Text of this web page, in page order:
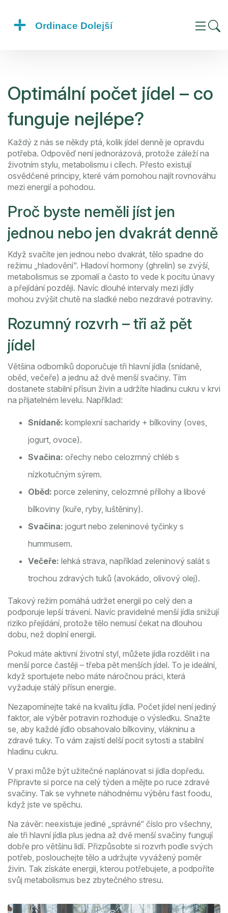
Optimální počet jídel – co
funguje nejlépe?
Každý z nás se někdy ptá, kolik jídel denně je opravdu
potřeba. Odpověď není jednorázová, protože záleží na
životním stylu, metabolismu i cílech. Přesto existují
osvědčené principy, které vám pomohou najít rovnováhu
mezi energií a pohodou.
Proč byste neměli jíst jen
jednou nebo jen dvakrát denně
Když svačíte jen jednou nebo dvakrát, tělo spadne do
režimu „hladovění“. Hladoví hormony (ghrelin) se zvýší,
metabolismus se zpomalí a často to vede k pocitu únavy
a přejídání později. Navíc dlouhé intervaly mezi jídly
mohou zvýšit chutě na sladké nebo nezdravé potraviny.
Rozumný rozvrh – tři až pět
jídel
Většina odborníků doporučuje tři hlavní jídla (snídaně,
oběd, večeře) a jednu až dvě menší svačiny. Tím
dostanete stabilní přísun živin a udržíte hladinu cukru v krvi
na přijatelném levelu. Například:
Snídaně: komplexní sacharidy + bílkoviny (oves,
jogurt, ovoce).
Svačina: ořechy nebo celozrnný chléb s
nízkotučným sýrem.
Oběd: porce zeleniny, celozrnné přílohy a libové
bílkoviny (kuře, ryby, luštěniny).
Svačina: jogurt nebo zeleninové tyčinky s
hummusem.
Večeře: lehká strava, například zeleninový salát s
trochou zdravých tuků (avokádo, olivový olej).
Takový režim pomáhá udržet energii po celý den a
podporuje lepší trávení. Navíc pravidelné menší jídla snižují
riziko přejídání, protože tělo nemusí čekat na dlouhou
dobu, než doplní energii.
Pokud máte aktivní životní styl, můžete jídla rozdělit i na
menší porce častěji – třeba pět menších jídel. To je ideální,
když sportujete nebo máte náročnou práci, která
vyžaduje stálý přísun energie.
Nezapomínejte také na kvalitu jídla. Počet jídel není jediný
faktor, ale výběr potravin rozhoduje o výsledku. Snažte
se, aby každé jídlo obsahovalo bílkoviny, vlákninu a
zdravé tuky. To vám zajistí delší pocit sytosti a stabilní
hladinu cukru.
V praxi může být užitečné naplánovat si jídla dopředu.
Připravte si porce na celý týden a mějte po ruce zdravé
svačiny. Tak se vyhnete náhodnému výběru fast foodu,
když jste ve spěchu.
Na závěr: neexistuje jediné „správné“ číslo pro všechny,
ale tři hlavní jídla plus jedna až dvě menší svačiny fungují
dobře pro většinu lidí. Přizpůsobte si rozvrh podle svých
potřeb, poslouchejte tělo a udržujte vyvážený poměr
živin. Tak získáte energii, kterou potřebujete, a podpoříte
svůj metabolismus bez zbytečného stresu.